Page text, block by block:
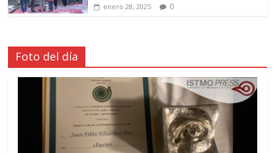
enero 28, 2025 0
Foto del día